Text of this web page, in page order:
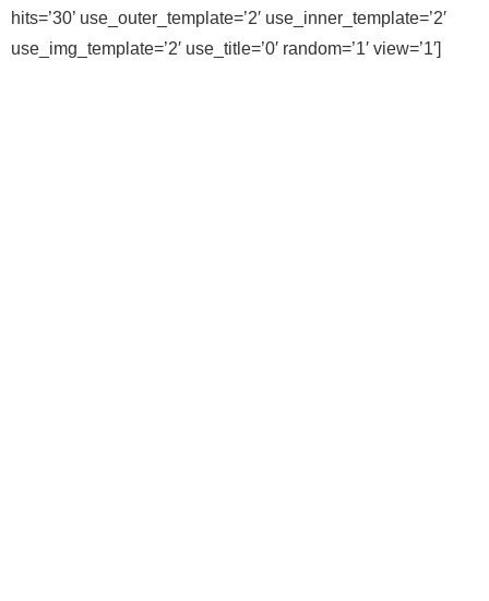
hits=’30’ use_outer_template=’2′ use_inner_template=’2′
use_img_template=’2′ use_title=’0′ random=’1′ view=’1′]